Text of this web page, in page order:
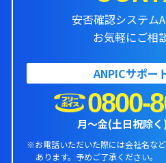
安否確認システム
お気軽にご相
ANPICサポー
0800-
月〜金(土日祝除
※お電話いただいた際には会社名な
あります。 予めご了承ください。